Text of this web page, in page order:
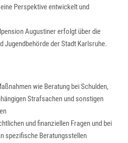
Perspektive entwickelt und
Augustiner erfolgt über die
Jugendbehörde der Stadt Karlsruhe.
wie Beratung bei Schulden,
Strafsachen und sonstigen
und finanziellen Fragen und bei
spezifische Beratungsstellen